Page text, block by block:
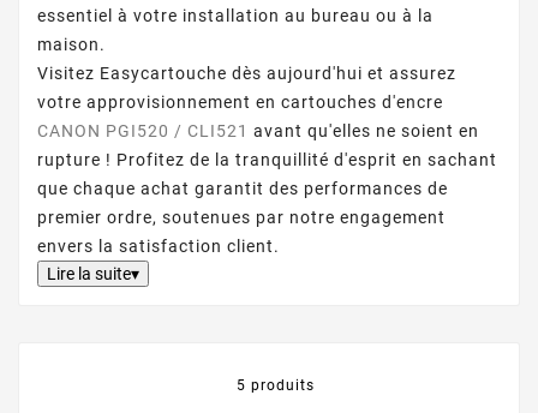
essentiel à votre installation au bureau ou à la
maison.
Visitez Easycartouche dès aujourd'hui et assurez
votre approvisionnement en cartouches d'encre
CANON PGI520 / CLI521 avant qu'elles ne soient en
rupture ! Profitez de la tranquillité d'esprit en sachant
que chaque achat garantit des performances de
premier ordre, soutenues par notre engagement
envers la satisfaction client.
Lire la suite▾
5 produits